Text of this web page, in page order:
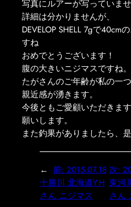
写真にルアーが写っていま
詳細は分かりませんが、
DEVELOP SHELL 7gで40cm
すね
おめでとうございます！
腹の大きいニジマスですね。
たがさんのご年齢が私の一
親近感が湧きます。
今後ともご愛顧いただきま
願いします。
また釣果がありましたら、
← 前: 2015.07.18
十勝川 北海道Y.H
さん ニジマス
次:
東河
さん